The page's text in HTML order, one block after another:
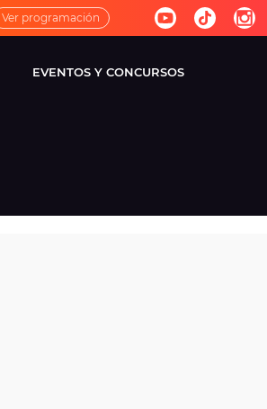
Ver programación
EVENTOS Y CONCURSOS